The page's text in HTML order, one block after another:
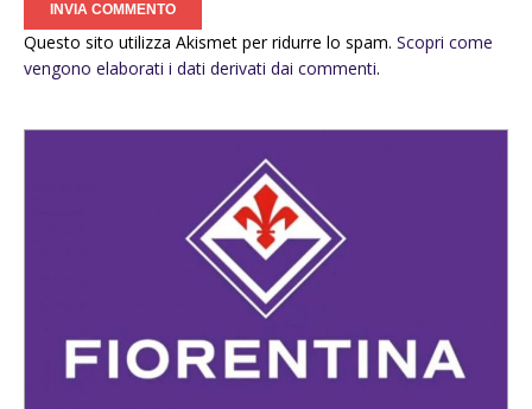
Questo sito utilizza Akismet per ridurre lo spam. Scopri come
vengono elaborati i dati derivati dai commenti.